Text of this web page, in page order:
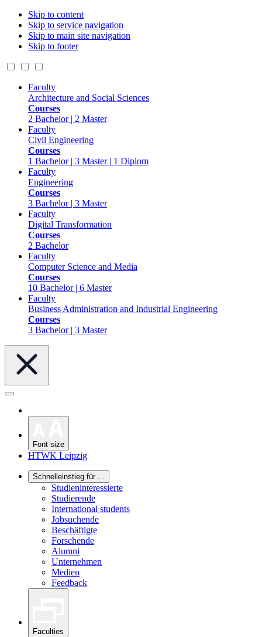
Skip to content
Skip to service navigation
Skip to main site navigation
Skip to footer
Faculty
Architecture and Social Sciences
Courses
2 Bachelor | 2 Master
Faculty
Civil Engineering
Courses
1 Bachelor | 3 Master | 1 Diplom
Faculty
Engineering
Courses
3 Bachelor | 3 Master
Faculty
Digital Transformation
Courses
2 Bachelor
Faculty
Computer Science and Media
Courses
10 Bachelor | 6 Master
Faculty
Business Administration and Industrial Engineering
Courses
3 Bachelor | 3 Master
Font size
HTWK Leipzig
Schnelleinstieg für ...
Studieninteressierte
Studierende
International students
Jobsuchende
Beschäftigte
Forschende
Alumni
Unternehmen
Medien
Feedback
Faculties